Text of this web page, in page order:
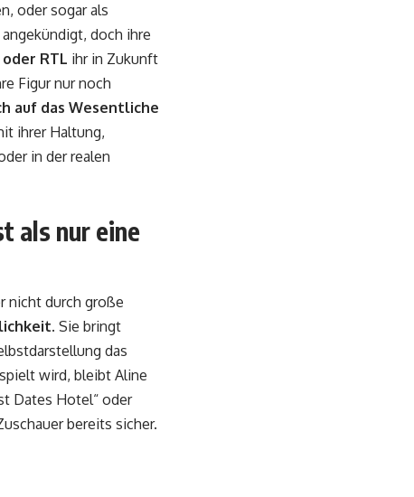
oder sogar als
doch ihre
RTL ihr in Zukunft
Figur nur noch
auf das Wesentliche
ihrer Haltung,
in der realen
als nur eine
nicht durch große
. Sie bringt
das
wird, bleibt Aline
Dates Hotel“ oder
bereits sicher.